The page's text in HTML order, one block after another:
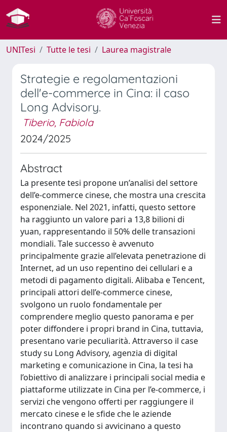
UNITesi Tutte le tesi Laurea magistrale
Strategie e regolamentazioni
dell'e-commerce in Cina: il caso
Long Advisory.
Tiberio, Fabiola
2024/2025
Abstract
La presente tesi propone un’analisi del settore
dell’e-commerce cinese, che mostra una crescita
esponenziale. Nel 2021, infatti, questo settore
ha raggiunto un valore pari a 13,8 bilioni di
yuan, rappresentando il 50% delle transazioni
mondiali. Tale successo è avvenuto
principalmente grazie all’elevata penetrazione di
Internet, ad un uso repentino dei cellulari e a
metodi di pagamento digitali. Alibaba e Tencent,
principali attori dell’e-commerce cinese,
svolgono un ruolo fondamentale per
comprendere meglio questo panorama e per
poter diffondere i propri brand in Cina, tuttavia,
presentano varie peculiarità. Attraverso il case
study su Long Advisory, agenzia di digital
marketing e comunicazione in Cina, la tesi ha
l’obiettivo di analizzare i principali social media e
piattaforme utilizzate in Cina per l’e-commerce, i
servizi che vengono offerti per raggiungere il
mercato cinese e le sfide che le aziende
incontrano quando si avvicinano a questo